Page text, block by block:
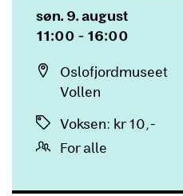
søn. 9. august
11:00 - 16:00
Oslofjordmuseet
Vollen
Voksen: kr 10,-
For alle